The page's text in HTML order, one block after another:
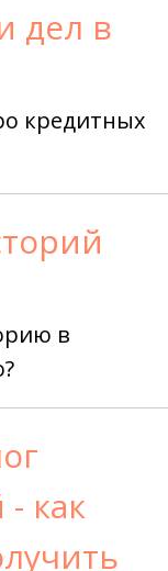
дел в
кредитных
в
как